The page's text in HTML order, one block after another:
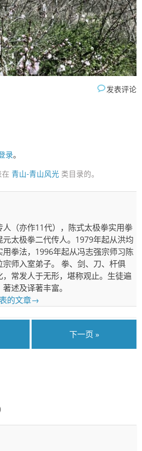
发表评论
录。
在青山-青山风光 类目录的。
（亦作11代），陈式太极拳实用拳
太极拳二代传人。1979年起从洪均
拳法，1996年起从冯志强宗师习陈
师入室弟子。 拳、剑、刀、杆俱
常发人于无形，堪称观止。生徒遍
述及译著丰富。
的文章→
下一页 »